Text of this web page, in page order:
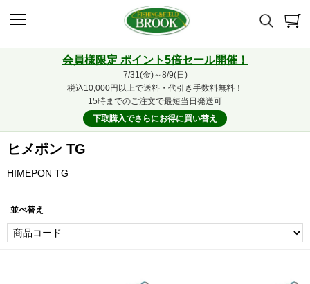
会員様限定 ポイント5倍セール開催！
7/31(金)～8/9(日)
税込10,000円以上で送料・代引き手数料無料！
15時までのご注文で最短当日発送可
下取購入でさらにお得に買い替え
ヒメポン TG
HIMEPON TG
並べ替え